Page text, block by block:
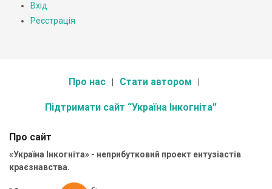
Вхід
Реєстрація
Про нас Стати автором
Підтримати сайт “Україна Інкогніта”
Про сайт
«Україна Інкогніта» - неприбутковий проект ентузіастів
краєзнавства.